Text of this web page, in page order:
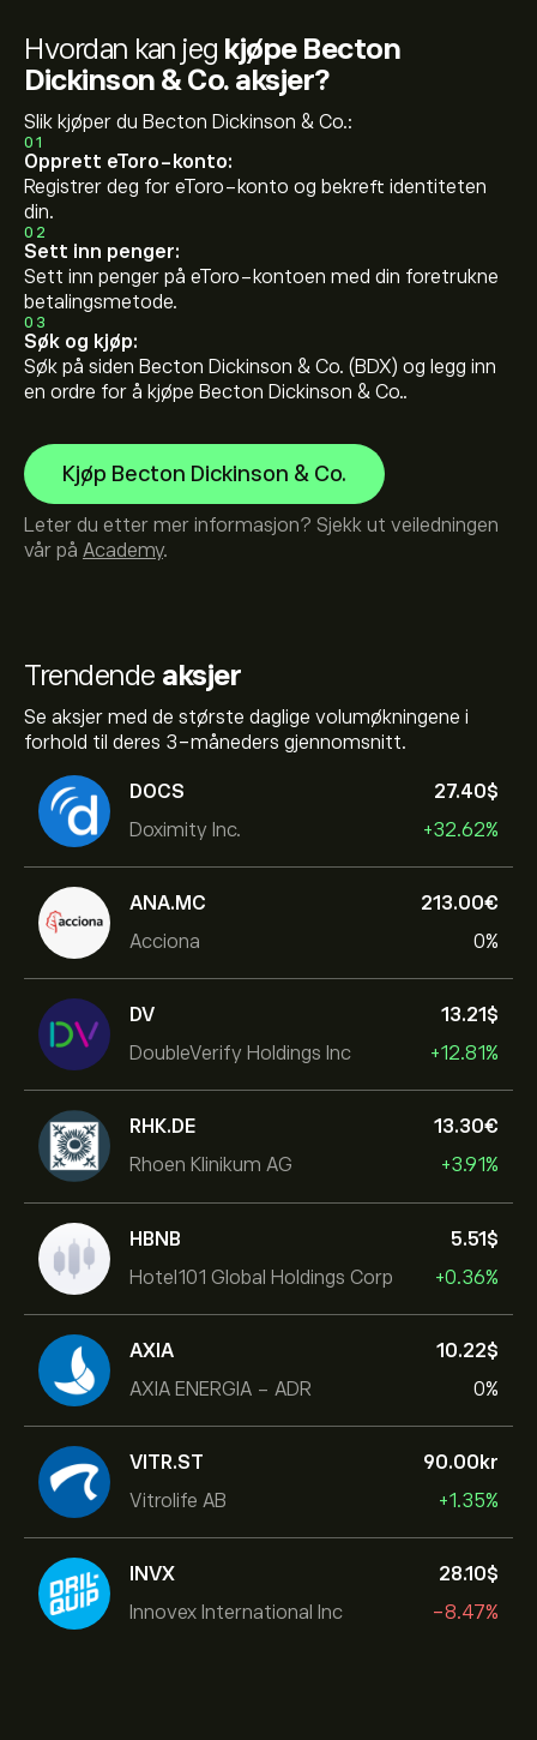
Trendende aksjer
Se aksjer med de største daglige volumøkningene i
forhold til deres 3-måneders gjennomsnitt.
DOCS
Doximity Inc.
27.40‎$‎
+32.62%
ANA.MC
Acciona
213.00‎€‎
0%
DV
DoubleVerify Holdings Inc
13.21‎$‎
+12.81%
RHK.DE
Rhoen Klinikum AG
13.30‎€‎
+3.91%
HBNB
Hotel101 Global Holdings Corp
5.51‎$‎
+0.36%
AXIA
AXIA ENERGIA - ADR
10.22‎$‎
0%
VITR.ST
Vitrolife AB
90.00‎kr‎
+1.35%
INVX
Innovex International Inc
28.10‎$‎
-8.47%
Hvordan kan jeg kjøpe Becton
Dickinson & Co. aksjer?
Slik kjøper du Becton Dickinson & Co.:
01
Opprett eToro-konto:
Registrer deg for eToro-konto og bekreft identiteten
din.
02
Sett inn penger:
Sett inn penger på eToro-kontoen med din foretrukne
betalingsmetode.
03
Søk og kjøp:
Søk på siden Becton Dickinson & Co. (BDX) og legg inn
en ordre for å kjøpe Becton Dickinson & Co..
Kjøp Becton Dickinson & Co.
Leter du etter mer informasjon? Sjekk ut veiledningen
vår på Academy.